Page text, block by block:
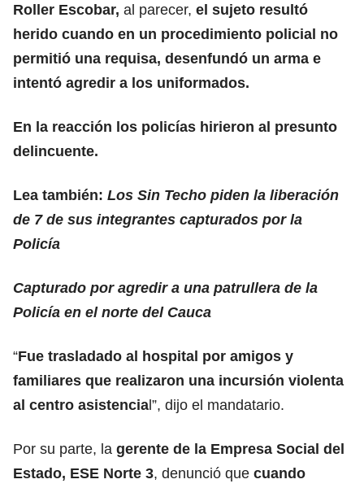
Roller Escobar, al parecer, el sujeto resultó
herido cuando en un procedimiento policial no
permitió una requisa, desenfundó un arma e
intentó agredir a los uniformados.
En la reacción los policías hirieron al presunto
delincuente.
Lea también: Los Sin Techo piden la liberación
de 7 de sus integrantes capturados por la
Policía
Capturado por agredir a una patrullera de la
Policía en el norte del Cauca
“Fue trasladado al hospital por amigos y
familiares que realizaron una incursión violenta
al centro asistencial”, dijo el mandatario.
Por su parte, la gerente de la Empresa Social del
Estado, ESE Norte 3, denunció que cuando